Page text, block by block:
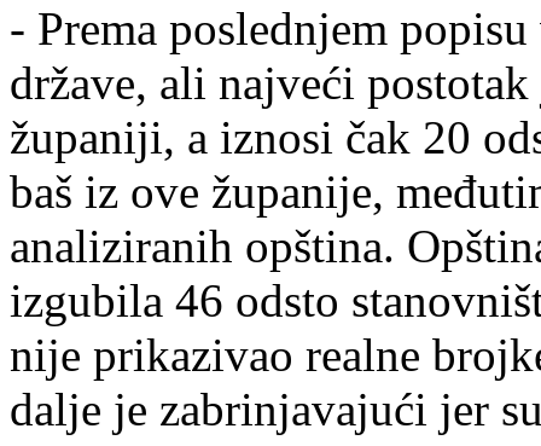
- Prema poslednjem
države, ali najveći
županiji, a iznosi čak 20
baš iz ove županije,
analiziranih opština.
izgubila 46 odsto
nije prikazivao realne
dalje je zabrinjavajući jer